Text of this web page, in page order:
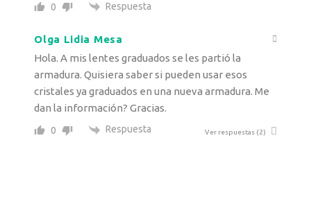
0 Respuesta
Olga Lidia Mesa
Hola. A mis lentes graduados se les partió la
armadura. Quisiera saber si pueden usar esos
cristales ya graduados en una nueva armadura. Me
dan la información? Gracias.
0 Respuesta Ver respuestas (2)